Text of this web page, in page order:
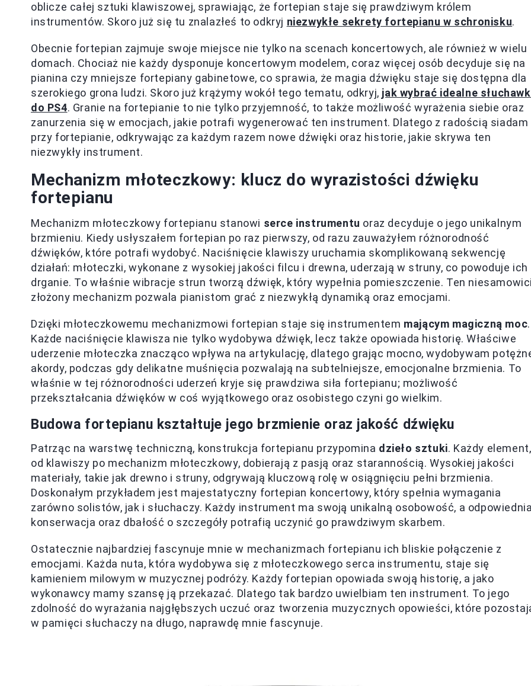
oblicze całej sztuki klawiszowej, sprawiając, że fortepian staje się prawdziwym królem
instrumentów. Skoro już się tu znalazłeś to odkryj niezwykłe sekrety fortepianu w schronisku.
Obecnie fortepian zajmuje swoje miejsce nie tylko na scenach koncertowych, ale również w wielu
domach. Chociaż nie każdy dysponuje koncertowym modelem, coraz więcej osób decyduje się na
pianina czy mniejsze fortepiany gabinetowe, co sprawia, że magia dźwięku staje się dostępna dla
szerokiego grona ludzi. Skoro już krążymy wokół tego tematu, odkryj, jak wybrać idealne
do PS4. Granie na fortepianie to nie tylko przyjemność, to także możliwość wyrażenia siebie oraz
zanurzenia się w emocjach, jakie potrafi wygenerować ten instrument. Dlatego z radością siadam
przy fortepianie, odkrywając za każdym razem nowe dźwięki oraz historie, jakie skrywa ten
niezwykły instrument.
Mechanizm młoteczkowy: klucz do wyrazistości dźwięku
fortepianu
Mechanizm młoteczkowy fortepianu stanowi serce instrumentu oraz decyduje o jego unikalnym
brzmieniu. Kiedy usłyszałem fortepian po raz pierwszy, od razu zauważyłem różnorodność
dźwięków, które potrafi wydobyć. Naciśnięcie klawiszy uruchamia skomplikowaną sekwencję
działań: młoteczki, wykonane z wysokiej jakości filcu i drewna, uderzają w struny, co powoduje ich
drganie. To właśnie wibracje strun tworzą dźwięk, który wypełnia pomieszczenie. Ten
złożony mechanizm pozwala pianistom grać z niezwykłą dynamiką oraz emocjami.
Dzięki młoteczkowemu mechanizmowi fortepian staje się instrumentem mającym magiczną moc.
Każde naciśnięcie klawisza nie tylko wydobywa dźwięk, lecz także opowiada historię. Właściwe
uderzenie młoteczka znacząco wpływa na artykulację, dlatego grając mocno, wydobywam
akordy, podczas gdy delikatne muśnięcia pozwalają na subtelniejsze, emocjonalne brzmienia. To
właśnie w tej różnorodności uderzeń kryje się prawdziwa siła fortepianu; możliwość
przekształcania dźwięków w coś wyjątkowego oraz osobistego czyni go wielkim.
Budowa fortepianu kształtuje jego brzmienie oraz jakość dźwięku
Patrząc na warstwę techniczną, konstrukcja fortepianu przypomina dzieło sztuki. Każdy element,
od klawiszy po mechanizm młoteczkowy, dobierają z pasją oraz starannością. Wysokiej jakości
materiały, takie jak drewno i struny, odgrywają kluczową rolę w osiągnięciu pełni brzmienia.
Doskonałym przykładem jest majestatyczny fortepian koncertowy, który spełnia wymagania
zarówno solistów, jak i słuchaczy. Każdy instrument ma swoją unikalną osobowość, a
konserwacja oraz dbałość o szczegóły potrafią uczynić go prawdziwym skarbem.
Ostatecznie najbardziej fascynuje mnie w mechanizmach fortepianu ich bliskie połączenie z
emocjami. Każda nuta, która wydobywa się z młoteczkowego serca instrumentu, staje się
kamieniem milowym w muzycznej podróży. Każdy fortepian opowiada swoją historię, a jako
wykonawcy mamy szansę ją przekazać. Dlatego tak bardzo uwielbiam ten instrument. To jego
zdolność do wyrażania najgłębszych uczuć oraz tworzenia muzycznych opowieści, które
w pamięci słuchaczy na długo, naprawdę mnie fascynuje.